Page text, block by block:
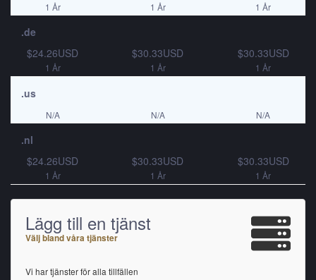
1 År 1 År 1 År
.de
$24.26USD
1 År
$30.33USD
1 År
$30.33USD
1 År
.us
N/A N/A N/A
.nl
$24.26USD
1 År
$30.33USD
1 År
$30.33USD
1 År
Lägg till en tjänst
Välj bland våra tjänster
Vi har tjänster för alla tillfällen